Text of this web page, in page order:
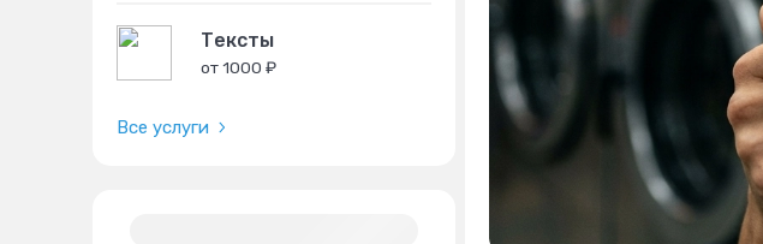
Тексты
от 1000 ₽
Все услуги